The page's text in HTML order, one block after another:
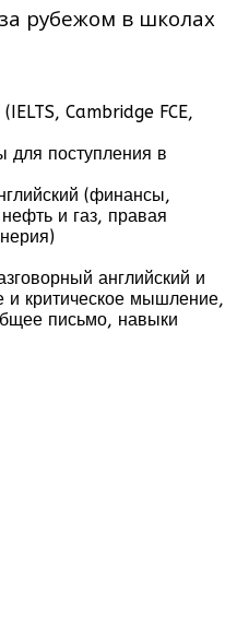
рубежом в школах
Cambridge FCE,
для поступления в
(финансы,
и газ, правая
английский и
критическое мышление,
письмо, навыки